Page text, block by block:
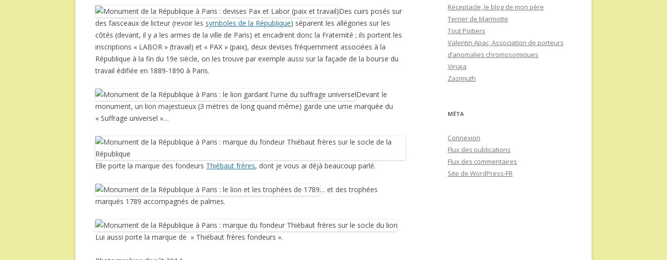
Des cuirs posés sur
des faisceaux de licteur (revoir les symboles de la République) séparent les allégories sur les
côtés (devant, il y a les armes de la ville de Paris) et encadrent donc la Fraternité ; ils portent les
inscriptions « LABOR » (travail) et « PAX » (paix), deux devises fréquemment associées à la
République à la fin du 19e siècle, on les trouve par exemple aussi sur la façade de la bourse du
travail édifiée en 1889-1890 à Paris.
Devant le
monument, un lion majestueux (3 mètres de long quand même) garde une urne marquée du
« Suffrage universel »…
Elle porte la marque des fondeurs Thiébaut frères, dont je vous ai déjà beaucoup parlé.
… et des trophées
marqués 1789 accompagnés de palmes.
Lui aussi porte la marque de » Thiébaut frères fondeurs ».
Réceptacle, le blog de mon père
Terrier de Marmotte
Tout Poitiers
Valentin Apac, Association de porteurs
d’anomalies chromosomiques
Virjaja
Zazimuth
MÉTA
Connexion
Flux des publications
Flux des commentaires
Site de WordPress-FR